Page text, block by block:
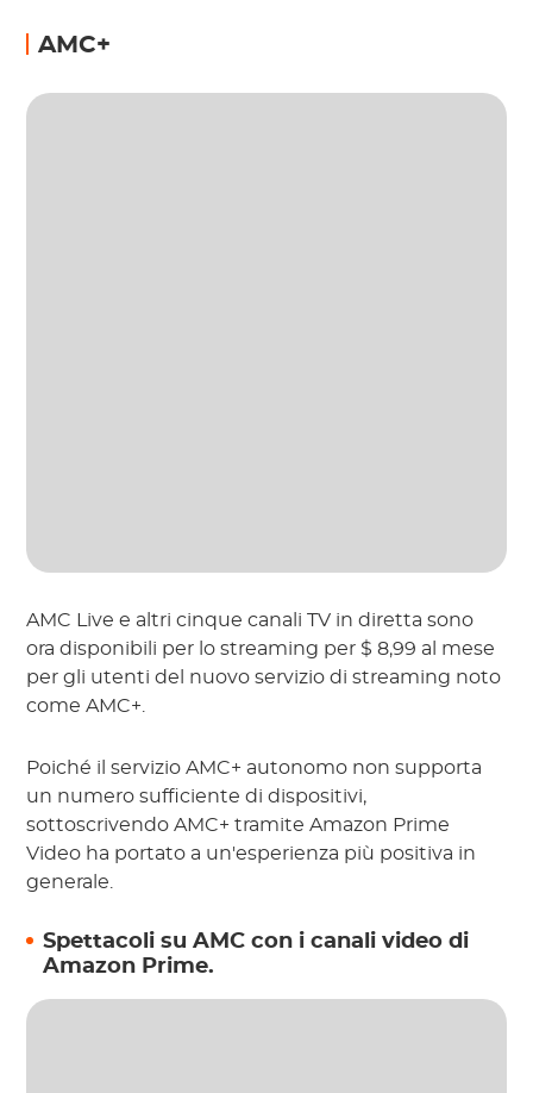
AMC+
AMC Live e altri cinque canali TV in diretta sono
ora disponibili per lo streaming per $ 8,99 al mese
per gli utenti del nuovo servizio di streaming noto
come AMC+.
Poiché il servizio AMC+ autonomo non supporta
un numero sufficiente di dispositivi,
sottoscrivendo AMC+ tramite Amazon Prime
Video ha portato a un'esperienza più positiva in
generale.
Spettacoli su AMC con i canali video di
Amazon Prime.